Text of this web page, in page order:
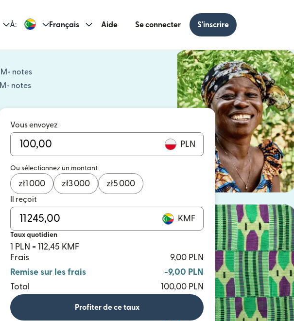
À: Français Aide Se connecter S'inscrire
M+ notes
notes
(s'ouvre dans une nouvelle fenêtre)
Vous envoyez
PLN
Ou sélectionnez un montant
zł1 000 zł3 000 zł5 000
Il reçoit
KMF
Taux quotidien
1 PLN = 112,45 KMF
Frais
9,00 PLN
Remise sur les frais
-9,00 PLN
Total
100,00 PLN
Profiter de ce taux